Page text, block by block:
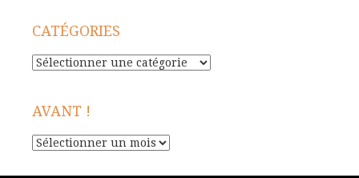
CATÉGORIES
Catégories
AVANT !
Avant